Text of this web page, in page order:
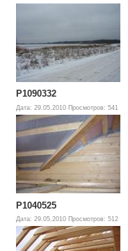
P1090332
Дата: 29.05.2010 Просмотров: 541
P1040525
Дата: 29.05.2010 Просмотров: 512